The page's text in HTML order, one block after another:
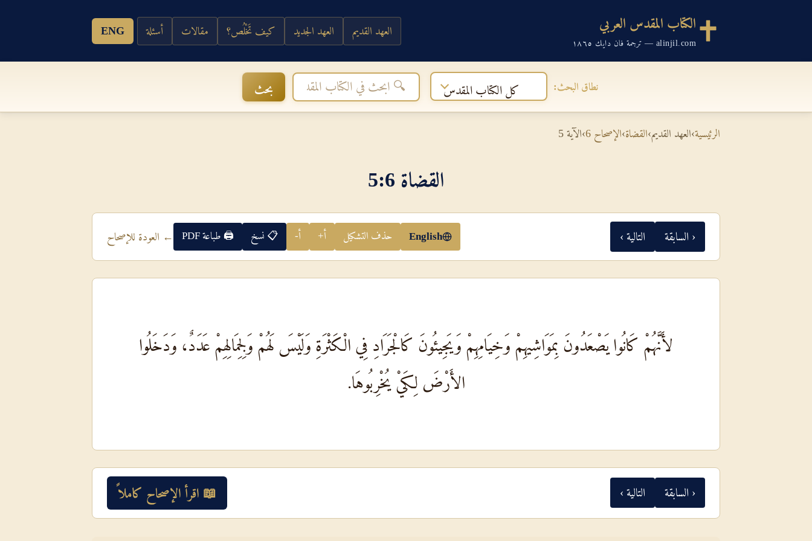
الكتاب المقدس العربي
alinjil.com — ترجمة فان دايك ١٨٦٥
العهد القديم العهد الجديد كيف تَخْلُص؟ مقالات أسئلة ENG
نطاق البحث: كل الكتاب المقدس بحث
الرئيسية›العهد القديم›القضاة›الإصحاح 6 ›الآية 5
القضاة 6‏:‏5
‹ السابقة التالية › English حذف التشكيل أ+ أ- 📋 نسخ 🖨 طباعة PDF ← العودة للإصحاح
لأَنَّهُمْ كَانُوا يَصْعَدُونَ بِمَوَاشِيهِمْ وَخِيَامِهِمْ وَيَجِيئُونَ كَالْجَرَادِ فِي الْكَثْرَةِ وَلَيْسَ لَهُمْ وَلِجِمَالِهِمْ عَدَدٌ، وَدَخَلُوا
الأَرْضَ لِكَيْ يُخْرِبُوهَا.
‹ السابقة التالية › 📖 اقرأ الإصحاح كاملاً